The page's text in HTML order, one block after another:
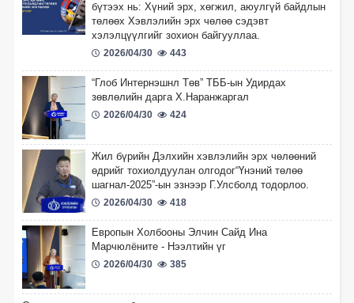
бүтээх нь: Хүний эрх, хөгжил, аюулгүй байдлын
төлөөх Хэвлэлийн эрх чөлөө сэдэвт
хэлэлцүүлгийг зохион байгууллаа.
2026/04/30 443
“Глоб Интернэшнл Төв” ТББ-ын Удирдах
зөвлөлийн дарга Х.Наранжаргал
2026/04/30 424
Жил бүрийн Дэлхийн хэвлэлийн эрх чөлөөний
өдрийг тохиолдуулан олгодог“Үнэний төлөө
шагнал-2025”-ын эзнээр Г.Улсболд тодорлоо.
2026/04/30 418
Европын Холбооны Элчин Сайд Ина
Марчюлёните - Нээлтийн үг
2026/04/30 385